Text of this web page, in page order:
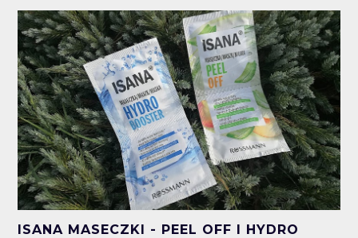
ISANA MASECZKI - PEEL OFF I HYDRO